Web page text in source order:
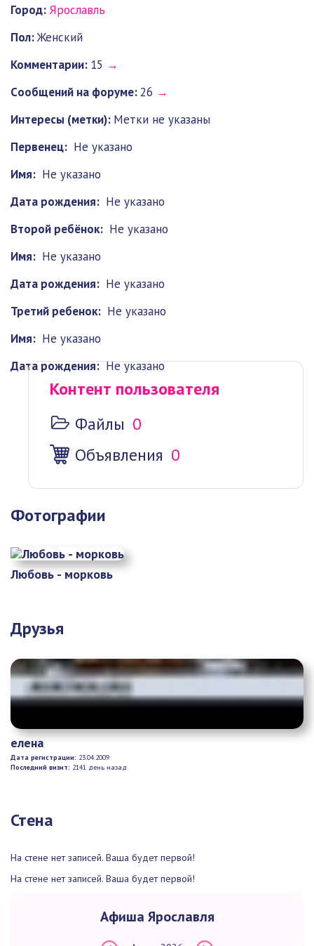
Город: Ярославль
Пол:Женский
Комментарии: 15 →
Cообщений на форуме:26 →
Интересы (метки): Метки не указаны
Первенец: Не указано
Имя: Не указано
Дата рождения: Не указано
Второй ребёнок: Не указано
Имя: Не указано
Дата рождения: Не указано
Третий ребенок: Не указано
Имя: Не указано
Дата рождения: Не указано
Контент пользователя
Файлы 0
Объявления 0
Фотографии
Любовь - морковь
Друзья
елена
Дата регистрации: 23.04.2009
Последний визит: 2141 день назад
Стена
На стене нет записей. Ваша будет первой!
На стене нет записей. Ваша будет первой!
Афиша Ярославля